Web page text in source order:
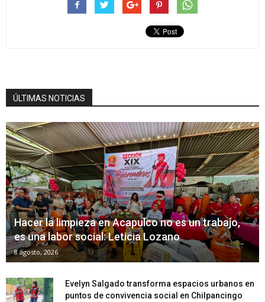
ÚLTIMAS NOTICIAS
Hacer la limpieza en Acapulco no es un trabajo,
es una labor social: Leticia Lozano
8 agosto, 2026
Evelyn Salgado transforma espacios urbanos en
puntos de convivencia social en Chilpancingo